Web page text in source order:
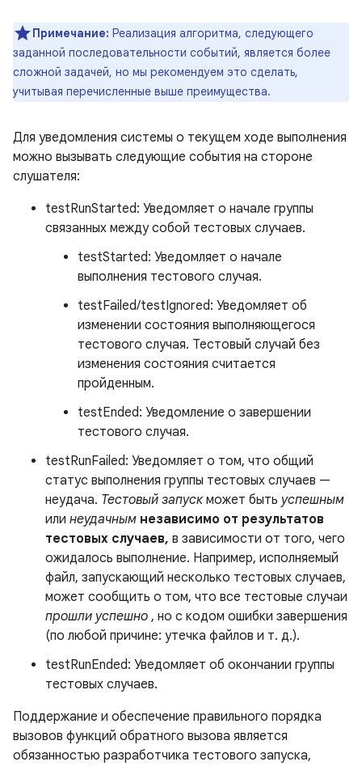
Примечание: Реализация алгоритма, следующего
заданной последовательности событий, является более
сложной задачей, но мы рекомендуем это сделать,
учитывая перечисленные выше преимущества.
Для уведомления системы о текущем ходе выполнения
можно вызывать следующие события на стороне
слушателя:
testRunStarted: Уведомляет о начале группы
связанных между собой тестовых случаев.
testStarted: Уведомляет о начале
выполнения тестового случая.
testFailed/testIgnored: Уведомляет об
изменении состояния выполняющегося
тестового случая. Тестовый случай без
изменения состояния считается
пройденным.
testEnded: Уведомление о завершении
тестового случая.
testRunFailed: Уведомляет о том, что общий
статус выполнения группы тестовых случаев —
неудача. Тестовый запускможет быть успешным
или неудачным независимо от результатов
тестовых случаев, в зависимости от того, чего
ожидалось выполнение. Например, исполняемый
файл, запускающий несколько тестовых случаев,
может сообщить о том, что все тестовые случаи
прошли успешно , но с кодом ошибки завершения
(по любой причине: утечка файлов и т. д.).
testRunEnded: Уведомляет об окончании группы
тестовых случаев.
Поддержание и обеспечение правильного порядка
вызовов функций обратного вызова является
обязанностью разработчика тестового запуска,